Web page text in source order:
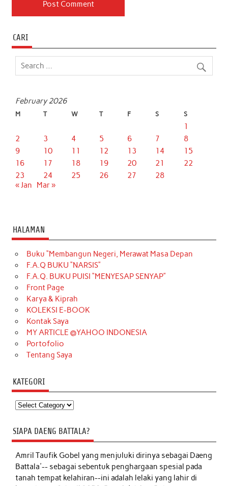
CARI
February 2026
M T W T F S S
1
2
3 4 5 6 7
8
9
10 11 12 13 14
15
16
17 18 19 20 21
22
23
24 25 26 27
28
« Jan
Mar »
HALAMAN
Buku “Membangun Negeri, Merawat Masa Depan
F.A.Q BUKU “NARSIS”
F.A.Q. BUKU PUISI “MENYESAP SENYAP”
Front Page
Karya & Kiprah
KOLEKSI E-BOOK
Kontak Saya
MY ARTICLE @YAHOO INDONESIA
Portofolio
Tentang Saya
KATEGORI
Kategori
SIAPA DAENG BATTALA?
Amril Taufik Gobelyang menjuluki dirinya sebagai Daeng
Battala'-- sebagai sebentuk penghargaan spesial pada
tanah tempat kelahiran--ini adalah lelaki yang lahir di